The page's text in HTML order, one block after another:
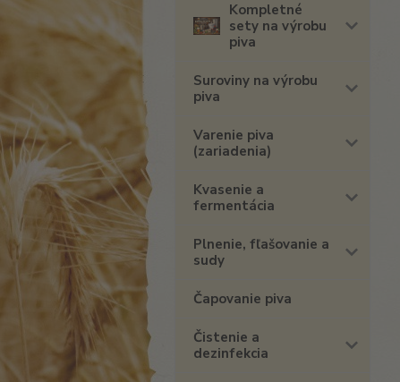
Kompletné
sety na výrobu
piva
Suroviny na výrobu
piva
Varenie piva
(zariadenia)
Kvasenie a
fermentácia
Plnenie, fľašovanie a
sudy
Čapovanie piva
Čistenie a
dezinfekcia